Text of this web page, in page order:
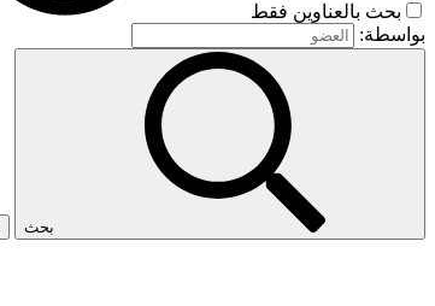
بحث بالعناوين فقط
بواسطة:
بحث